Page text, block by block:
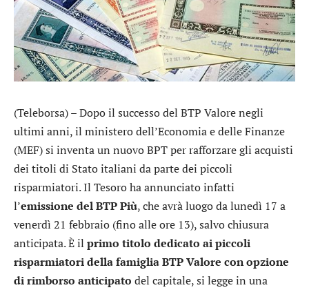
(Teleborsa) – Dopo il successo del BTP Valore negli
ultimi anni, il ministero dell’Economia e delle Finanze
(MEF) si inventa un nuovo BPT per rafforzare gli acquisti
dei titoli di Stato italiani da parte dei piccoli
risparmiatori. Il Tesoro ha annunciato infatti
l’emissione del BTP Più, che avrà luogo da lunedì 17 a
venerdì 21 febbraio (fino alle ore 13), salvo chiusura
anticipata. È il primo titolo dedicato ai piccoli
risparmiatori della famiglia BTP Valore con opzione
di rimborso anticipato del capitale, si legge in una